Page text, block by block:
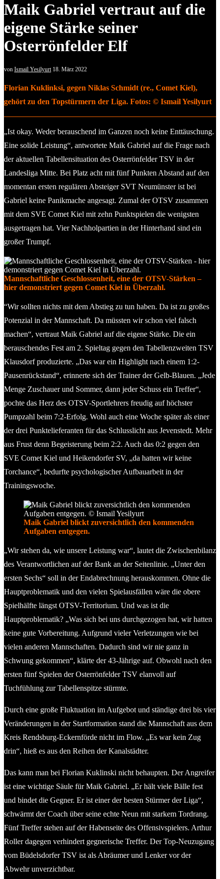
Maik Gabriel vertraut auf die
eigene Stärke seiner
Osterrönfelder Elf
von Ismail Yesilyurt 18. März 2022
Florian Kuklinksi, gegen Niklas Schmidt (re., Comet Kiel),
gehört zu den Topstürmern der Liga. Fotos: © Ismail Yesilyurt
„Ist okay. Weder berauschend im Ganzen noch keine Enttäuschung.
Eine solide Leistung“, antwortete Maik Gabriel auf die Frage nach
der aktuellen Tabellensituation des Osterrönfelder TSV in der
Landesliga Mitte. Bei Platz acht mit fünf Punkten Abstand auf den
momentan ersten regulären Absteiger SVT Neumünster ist bei
Gabriel keine Panikmache angesagt. Zumal der OTSV zusammen
mit dem SVE Comet Kiel mit zehn Punktspielen die wenigsten
ausgetragen hat. Vier Nachholpartien in der Hinterhand sind ein
großer Trumpf.
Mannschaftliche Geschlossenheit, eine der OTSV-Stärken –
hier demonstriert gegen Comet Kiel in Überzahl.
“Wir sollten nichts mit dem Abstieg zu tun haben. Da ist zu großes
Potenzial in der Mannschaft. Da müssten wir schon viel falsch
machen“, vertraut Maik Gabriel auf die eigene Stärke. Die ein
berauschendes Fest am 2. Spieltag gegen den Tabellenzweiten TSV
Klausdorf produzierte. „Das war ein Highlight nach einem 1:2-
Pausenrückstand“, erinnerte sich der Trainer der Gelb-Blauen. „Jede
Menge Zuschauer und Sommer, dann jeder Schuss ein Treffer“,
pochte das Herz des OTSV-Sportlehrers freudig auf höchster
Pumpzahl beim 7:2-Erfolg. Wohl auch eine Woche später als einer
der drei Punktelieferanten für das Schlusslicht aus Jevenstedt. Mehr
aus Frust denn Begeisterung beim 2:2. Auch das 0:2 gegen den
SVE Comet Kiel und Heikendorfer SV, „da hatten wir keine
Torchance“, bedurfte psychologischer Aufbauarbeit in der
Trainingswoche.
Maik Gabriel blickt zuversichtlich den kommenden
Aufgaben entgegen.
„Wir stehen da, wie unsere Leistung war“, lautet die Zwischenbilanz
des Verantwortlichen auf der Bank an der Seitenlinie. „Unter den
ersten Sechs“ soll in der Endabrechnung herauskommen. Ohne die
Hauptproblematik und den vielen Spielausfällen wäre die obere
Spielhälfte längst OTSV-Territorium. Und was ist die
Hauptproblematik? „Was sich bei uns durchgezogen hat, wir hatten
keine gute Vorbereitung. Aufgrund vieler Verletzungen wie bei
vielen anderen Mannschaften. Dadurch sind wir nie ganz in
Schwung gekommen“, klärte der 43-Jährige auf. Obwohl nach den
ersten fünf Spielen der Osterrönfelder TSV elanvoll auf
Tuchfühlung zur Tabellenspitze stürmte.
Durch eine große Fluktuation im Aufgebot und ständige drei bis vier
Veränderungen in der Startformation stand die Mannschaft aus dem
Kreis Rendsburg-Eckernförde nicht im Flow. „Es war kein Zug
drin“, hieß es aus den Reihen der Kanalstädter.
Das kann man bei Florian Kuklinski nicht behaupten. Der Angreifer
ist eine wichtige Säule für Maik Gabriel. „Er hält viele Bälle fest
und bindet die Gegner. Er ist einer der besten Stürmer der Liga“,
schwärmt der Coach über seine echte Neun mit starkem Tordrang.
Fünf Treffer stehen auf der Habenseite des Offensivspielers. Arthur
Roller dagegen verhindert gegnerische Treffer. Der Top-Neuzugang
vom Büdelsdorfer TSV ist als Abräumer und Lenker vor der
Abwehr unverzichtbar.